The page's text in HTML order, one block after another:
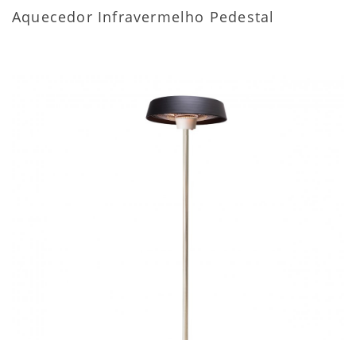
Aquecedor Infravermelho Pedestal